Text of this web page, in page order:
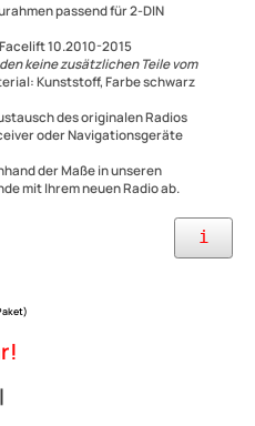
schwarz
passend für 2-DIN
Facelift 10.2010-2015
keine zusätzlichen Teile vom
Material: Kunststoff, Farbe schwarz
Austausch des originalen Radios
oder Navigationsgeräte
anhand der Maße in unseren
mit Ihrem neuen Radio ab.